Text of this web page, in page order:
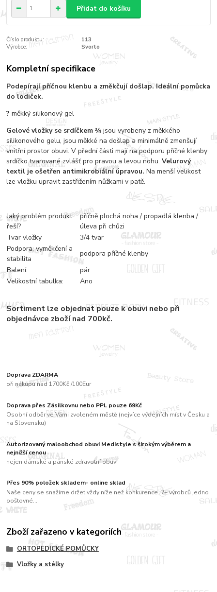
Přidat do košíku
Číslo produktu:
113
Výrobce:
Svorto
Doprava ZDARMA
při nákupu nad 1700Kč /100Eur
Doprava přes Zásilkovnu nebo PPL pouze 69Kč
Osobní odběr ve Vámi zvoleném městě (nejvíce výdejních míst v Česku a
na Slovensku)
Autorizovaný maloobchod obuvi Medistyle s širokým výběrem a
nejnižší cenou
nejen dámské a pánské zdravotní obuvi
Přes 90% položek skladem- online sklad
Naše ceny se snažíme držet vždy níže než konkurence. 7+ výrobců jedno
poštovné....
Kompletní specifikace
Podepírají příčnou klenbu a změkčují došlap.Ideální pomůcka
do lodiček.
? měkký silikonový gel
Gelové vložky se srdíčkem ¾jsou vyrobeny z měkkého
silikonového gelu, jsou měkké na došlap a minimálně zmenšují
vnitřní prostor obuvi. V přední části mají na podporu příčné klenby
srdíčko tvarované zvlášť pro pravou a levou nohu.Velurový
textil je ošetřen antimikrobiální úpravou. Na menší velikost
lze vložku upravit zastřižením nůžkami v patě.
Jaký problém produkt
řeší?
příčně plochá noha / propadlá klenba /
úleva při chůzi
Tvar vložky
3/4 tvar
Podpora, vyměkčení a
stabilita
podpora příčné klenby
Balení:
pár
Velikostní tabulka:
Ano
Sortiment lze objednat pouze k obuvi nebo při
objednávce zboží nad 700kč.
Zboží zařazeno v kategoriích
ORTOPEDICKÉ POMŮCKY
Vložky a stélky